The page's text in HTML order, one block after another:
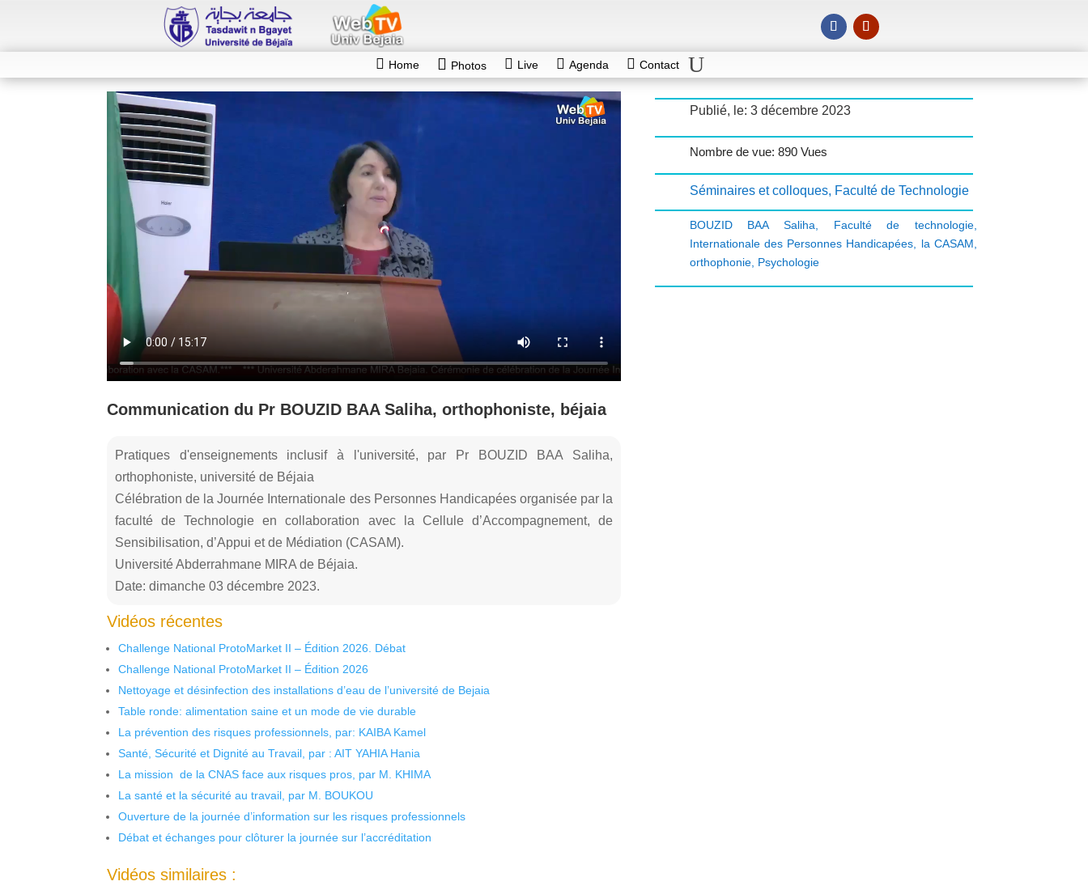
Home Photos Live Agenda Contact
Communication du Pr BOUZID BAA Saliha, orthophoniste, béjaia
Pratiques d'enseignements inclusif à l'université, par Pr BOUZID BAA Saliha,
orthophoniste, université de Béjaia
Célébration de la Journée Internationale des Personnes Handicapées organisée par la
faculté de Technologie en collaboration avec la Cellule d’Accompagnement, de
Sensibilisation, d’Appui et de Médiation (CASAM).
Université Abderrahmane MIRA de Béjaia.
Date: dimanche 03 décembre 2023.
Vidéos récentes
Challenge National ProtoMarket II – Édition 2026. Débat
Challenge National ProtoMarket II – Édition 2026
Nettoyage et désinfection des installations d’eau de l’université de Bejaia
Table ronde: alimentation saine et un mode de vie durable
La prévention des risques professionnels, par: KAIBA Kamel
Santé, Sécurité et Dignité au Travail, par : AIT YAHIA Hania
La mission de la CNAS face aux risques pros, par M. KHIMA
La santé et la sécurité au travail, par M. BOUKOU
Ouverture de la journée d’information sur les risques professionnels
Débat et échanges pour clôturer la journée sur l’accréditation
Vidéos similaires :
Publié, le: 3 décembre 2023
Nombre de vue: 890 Vues
Séminaires et colloques, Faculté de Technologie
BOUZID BAA Saliha, Faculté de technologie,
Internationale des Personnes Handicapées, la CASAM,
orthophonie, Psychologie